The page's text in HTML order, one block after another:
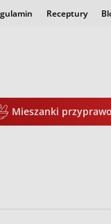
Receptury
Mieszanki